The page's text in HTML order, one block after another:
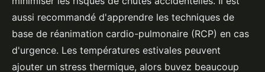
aussi recommandé d'apprendre les techniques de
base de réanimation cardio-pulmonaire (RCP) en cas
d'urgence. Les températures estivales peuvent
ajouter un stress thermique, alors buvez beaucoup